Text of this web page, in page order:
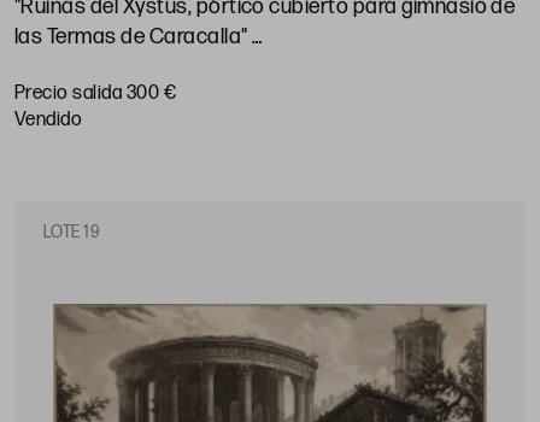
"Ruinas del Xystus, pórtico cubierto para gimnasio de
las Termas de Caracalla"
Precio salida 300 €
vendido
LOTE 19